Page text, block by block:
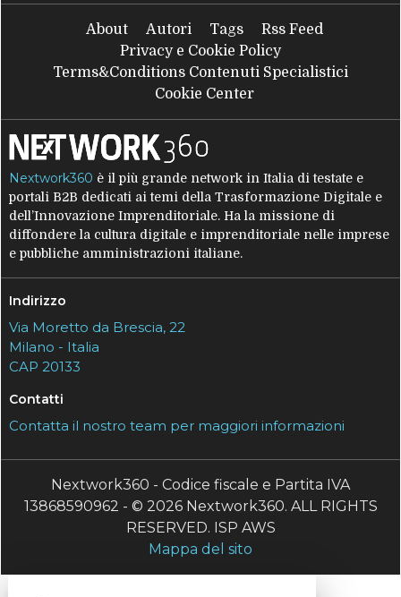
About Autori Tags
Rss Feed
Privacy e Cookie Policy
Terms&Conditions Contenuti Specialistici
Cookie Center
Nextwork360 è il più grande network in Italia di testate e
portali B2B dedicati ai temi della Trasformazione Digitale e
dell’Innovazione Imprenditoriale. Ha la missione di
diffondere la cultura digitale e imprenditoriale nelle imprese
e pubbliche amministrazioni italiane.
Indirizzo
Via Moretto da Brescia, 22
Milano - Italia
CAP 20133
Contatti
Contatta il nostro team per maggiori informazioni
Nextwork360 - Codice fiscale e Partita IVA
13868590962 - © 2026 Nextwork360. ALL RIGHTS
RESERVED. ISP AWS
Mappa del sito